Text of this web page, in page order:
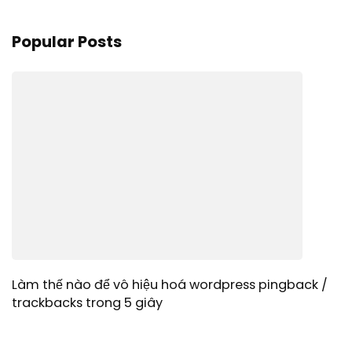
Popular Posts
Làm thế nào để vô hiệu hoá wordpress pingback /
trackbacks trong 5 giây